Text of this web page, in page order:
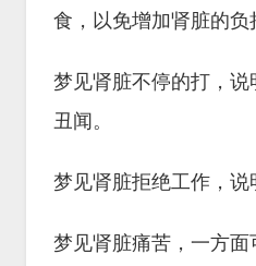
食，以免增加肾脏的负
梦见肾脏不停的打，
丑闻。
梦见肾脏拒绝工作，说
梦见肾脏痛苦，一方面